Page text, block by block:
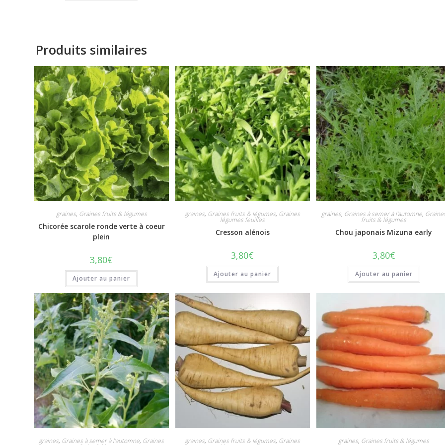
Produits similaires
graines, Graines fruits & légumes
Chicorée scarole ronde verte à coeur
plein
3,80€
Ajouter au panier
graines, Graines fruits & légumes, Graines
légumes feuilles
Cresson alénois
3,80€
Ajouter au panier
graines, Graines à semer à l'automne,
fruits & légumes
Chou japonais Mizuna early
3,80€
Ajouter au panier
graines, Graines à semer à l'automne, Graines graines, Graines fruits & légumes, Graines graines, Graines fruits & légumes